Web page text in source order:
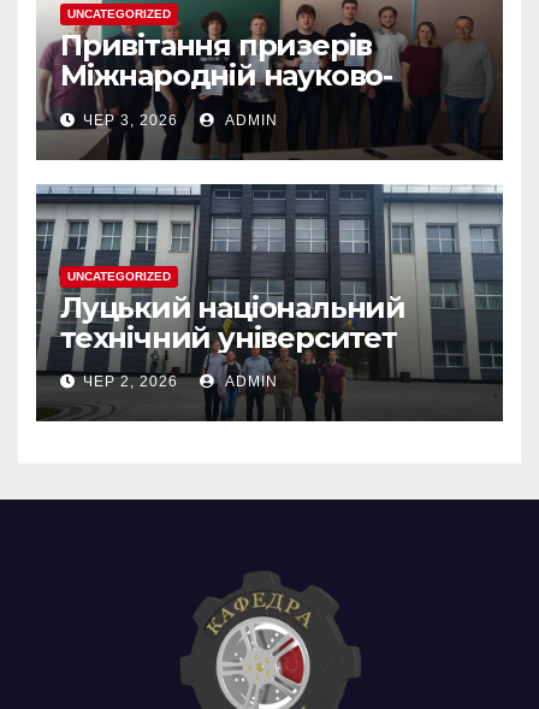
UNCATEGORIZED
Привітання призерів
Міжнародній науково-
практичній конференції
“ЮНІСТЬ НАУКИ”
ЧЕР 3, 2026 ADMIN
UNCATEGORIZED
Луцький національний
технічний університет
ЧЕР 2, 2026 ADMIN